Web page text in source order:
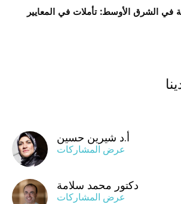
في الشرق الأوسط: تأملات في المعايير
أ.د شيرين حسين
عرض المشاركات
دكتور محمد سلامة
عرض المشاركات